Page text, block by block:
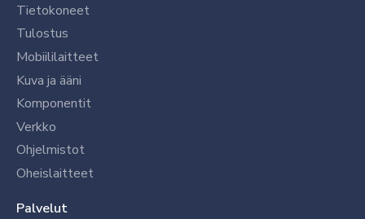
Tietokoneet
Tulostus
Mobiililaitteet
Kuva ja ääni
Komponentit
Verkko
Ohjelmistot
Oheislaitteet
Palvelut